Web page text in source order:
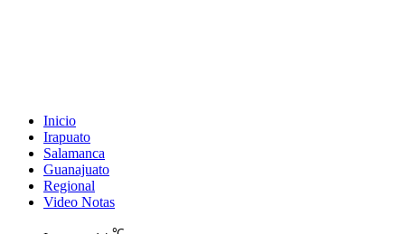
Inicio
Irapuato
Salamanca
Guanajuato
Regional
Video Notas